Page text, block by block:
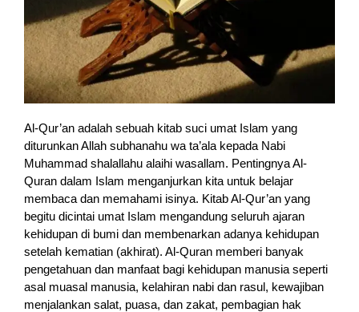
Al-Qur’an adalah sebuah kitab suci umat Islam yang
diturunkan Allah subhanahu wa ta’ala kepada Nabi
Muhammad shalallahu alaihi wasallam. Pentingnya Al-
Quran dalam Islam menganjurkan kita untuk belajar
membaca dan memahami isinya. Kitab Al-Qur’an yang
begitu dicintai umat Islam mengandung seluruh ajaran
kehidupan di bumi dan membenarkan adanya kehidupan
setelah kematian (akhirat). Al-Quran memberi banyak
pengetahuan dan manfaat bagi kehidupan manusia seperti
asal muasal manusia, kelahiran nabi dan rasul, kewajiban
menjalankan salat, puasa, dan zakat, pembagian hak